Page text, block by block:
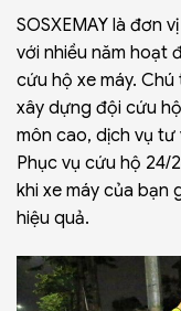
SOSXEMAY là đơn
với nhiều năm hoạt
cứu hộ xe máy.
xây dựng đội cứu
môn cao, dịch vụ tư
Phục vụ cứu hộ 24/
khi xe máy của bạn
hiệu quả.